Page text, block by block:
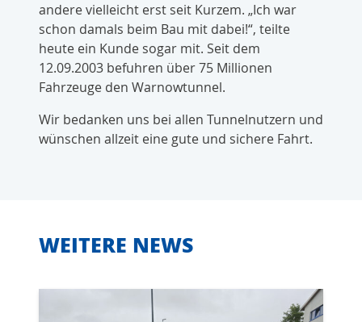
andere vielleicht erst seit Kurzem. „Ich war
schon damals beim Bau mit dabei!“, teilte
heute ein Kunde sogar mit. Seit dem
12.09.2003 befuhren über 75 Millionen
Fahrzeuge den Warnowtunnel.
Wir bedanken uns bei allen Tunnelnutzern und
wünschen allzeit eine gute und sichere Fahrt.
WEITERE NEWS